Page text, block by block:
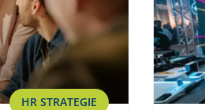
HR STRATEGIE